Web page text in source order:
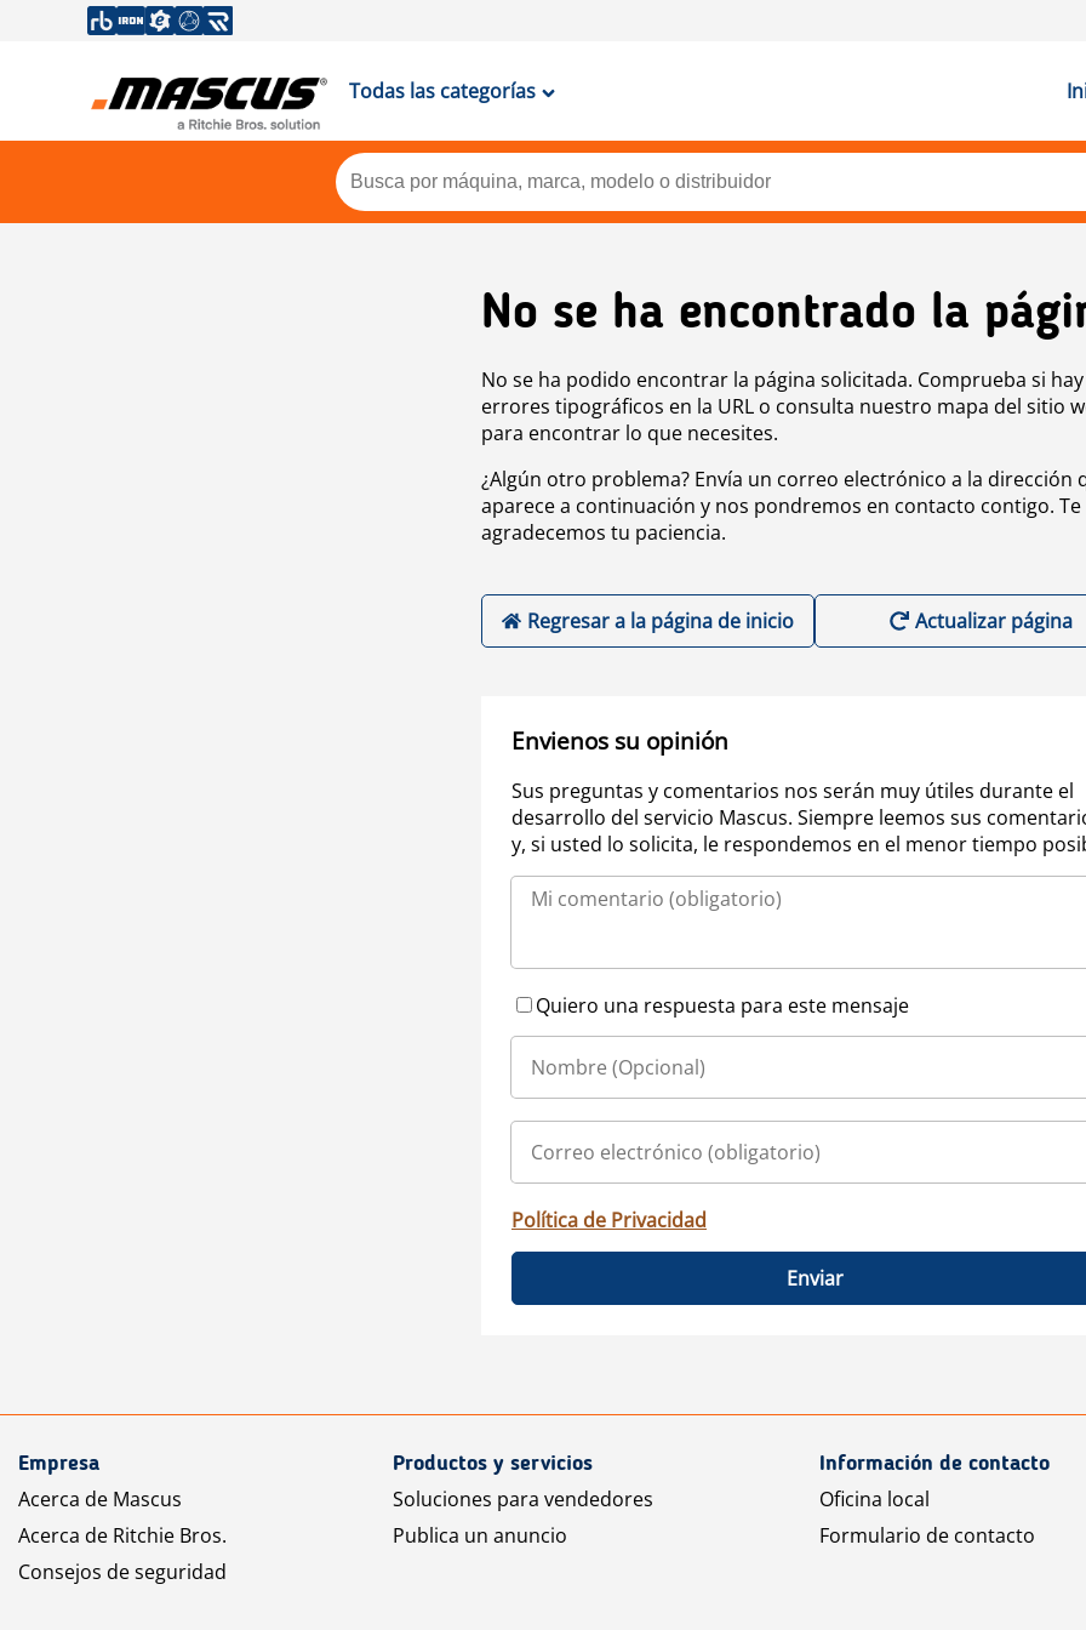
Todas las categorías
No se ha encontrado la
No se ha podido encontrar la página solicitada. Comprueba si hay
errores tipográficos en la URL o consulta nuestro mapa del sitio
para encontrar lo que necesites.
¿Algún otro problema? Envía un correo electrónico a la dirección
aparece a continuación y nos pondremos en contacto contigo. Te
agradecemos tu paciencia.
Regresar a la página de inicio Actualizar página
Envienos su opinión
Sus preguntas y comentarios nos serán muy útiles durante el
desarrollo del servicio Mascus. Siempre leemos sus
y, si usted lo solicita, le respondemos en el menor tiempo
Quiero una respuesta para este mensaje
Política de Privacidad
Enviar
Empresa
Acerca de Mascus
Acerca de Ritchie Bros.
Consejos de seguridad
Productos y servicios
Soluciones para vendedores
Publica un anuncio
Información de contacto
Oficina local
Formulario de contacto